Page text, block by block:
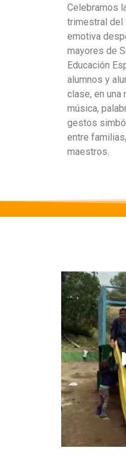
Celebramos
trimestral del
emotiva
mayores de
Educación
alumnos y
clase, en una
música,
gestos
entre
maestros.